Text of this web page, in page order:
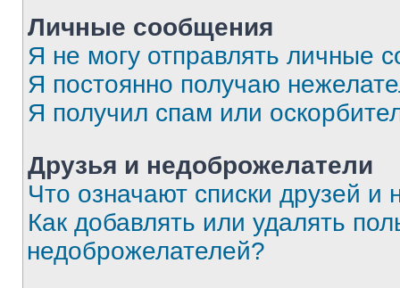
Личные сообщения
Я не могу отправлять личные
Я постоянно получаю
Я получил спам или
Друзья и недоброжелатели
Что означают списки друзей и
Как добавлять или удалять
недоброжелателей?